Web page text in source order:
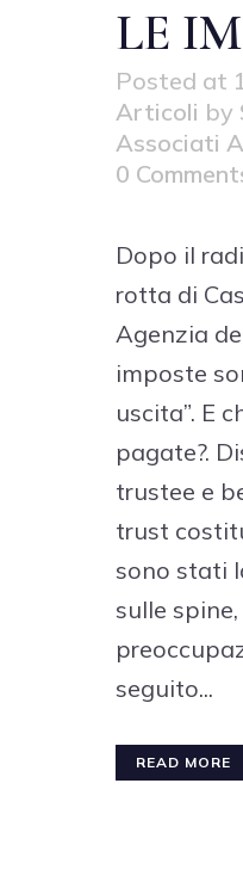
LE
Posted at
Articoli by
Associati
0
Dopo il
rotta di
Agenzia
imposte
uscita”. E
pagate?.
trustee e
trust
sono stati
sulle
seguito...
READ MORE